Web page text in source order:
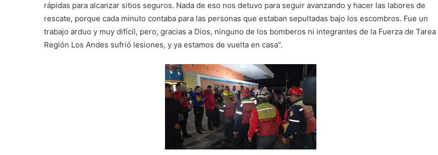
rápidas para alcanzar sitios seguros. Nada de eso nos detuvo para seguir avanzando y hacer las labores de
rescate, porque cada minuto contaba para las personas que estaban sepultadas bajo los escombros. Fue un
trabajo arduo y muy difícil, pero, gracias a Dios, ninguno de los bomberos ni integrantes de la Fuerza de Tarea
Región Los Andes sufrió lesiones, y ya estamos de vuelta en casa”.